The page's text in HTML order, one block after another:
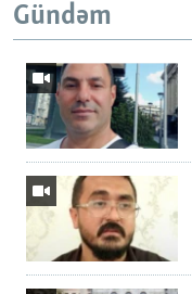
Gündəm